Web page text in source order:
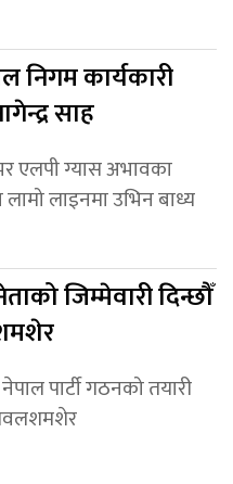
कार्यकारी
साह
एलपी ग्यास अभावका
लाइनमा उभिन बाध्य
जिम्मेवारी दिन्छौँ
पार्टी गठनको तयारी